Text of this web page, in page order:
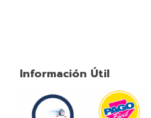
Información Útil